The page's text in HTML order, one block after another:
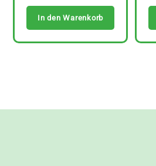
In den Warenkorb